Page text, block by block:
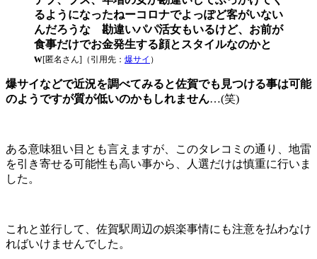
るようになったねーコロナでよっぽど客がいない
んだろうな 勘違いパパ活女もいるけど、お前が
食事だけでお金発生する顔とスタイルなのかと
w[匿名さん]（引用先： 爆サイ ）
爆サイなどで近況を調べてみると佐賀でも見つける事は可能
のようですが質が低いのかもしれません…(笑)
ある意味狙い目とも言えますが、このタレコミの通り、地雷
を引き寄せる可能性も高い事から、人選だけは慎重に行いま
した。
これと並行して、佐賀駅周辺の娯楽事情にも注意を払わなけ
ればいけませんでした。